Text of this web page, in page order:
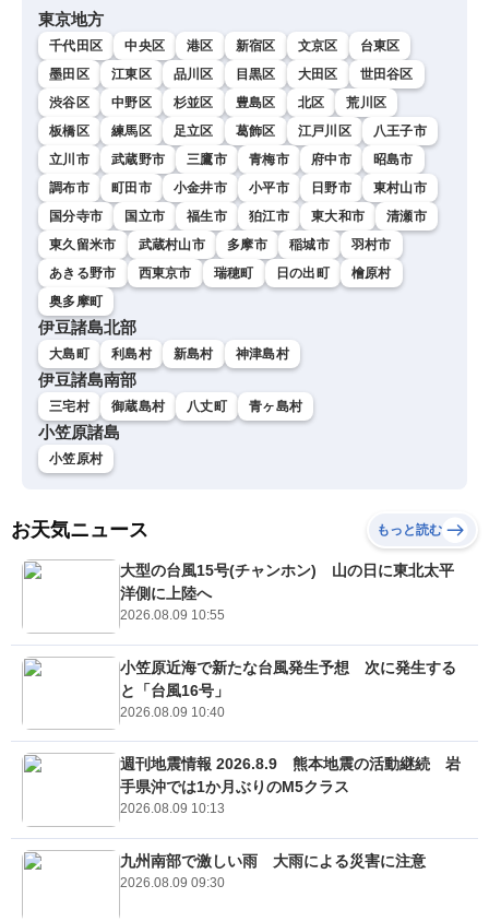
東京地方
千代田区 中央区 港区 新宿区 文京区
台東区
墨田区
江東区 品川区 目黒区 大田区
世田谷区
渋谷区
中野区 杉並区 豊島区 北区
荒川区
板橋区
練馬区 足立区 葛飾区 江戸川区
八王子市
立川市
武蔵野市 三鷹市 青梅市 府中市
昭島市
調布市
町田市 小金井市 小平市 日野市
東村山市
国分寺市
国立市 福生市 狛江市 東大和市
清瀬市
東久留米市
武蔵村山市 多摩市 稲城市
羽村市
あきる野市
西東京市 瑞穂町 日の出町
檜原村
奥多摩町
伊豆諸島北部
大島町 利島村 新島村 神津島村
伊豆諸島南部
三宅村 御蔵島村 八丈町 青ヶ島村
小笠原諸島
小笠原村
お天気ニュース もっと読む
大型の台風15号(チャンホン) 山の日に東北太平
洋側に上陸へ
2026.08.09 10:55
小笠原近海で新たな台風発生予想 次に発生する
と「台風16号」
2026.08.09 10:40
週刊地震情報 2026.8.9 熊本地震の活動継続 岩
手県沖では1か月ぶりのM5クラス
2026.08.09 10:13
九州南部で激しい雨 大雨による災害に注意
2026.08.09 09:30